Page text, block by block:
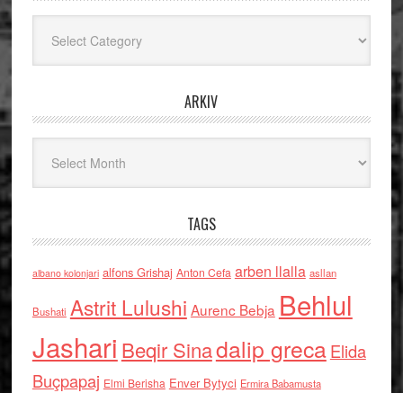
ARKIV
TAGS
albano kolonjari alfons Grishaj Anton Cefa arben llalla asllan
Bushati Astrit Lulushi Aurenc Bebja Behlul
Jashari Beqir Sinadalip grecaElida
Buçpapaj Elmi Berisha Enver Bytyci Ermira Babamusta